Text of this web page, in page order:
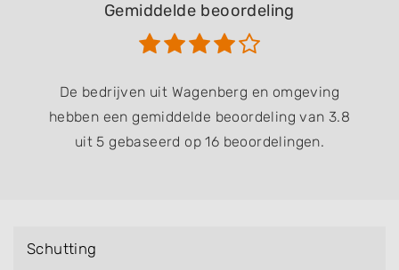
Gemiddelde beoordeling
De bedrijven uit Wagenberg en omgeving
hebben een gemiddelde beoordeling van 3.8
uit 5 gebaseerd op 16 beoordelingen.
Schutting